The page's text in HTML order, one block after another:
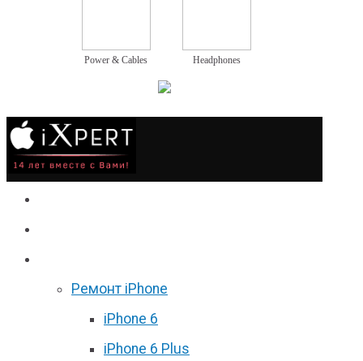
Power & Cables Headphones
Ремонт iPhone
iPhone 6
iPhone 6 Plus